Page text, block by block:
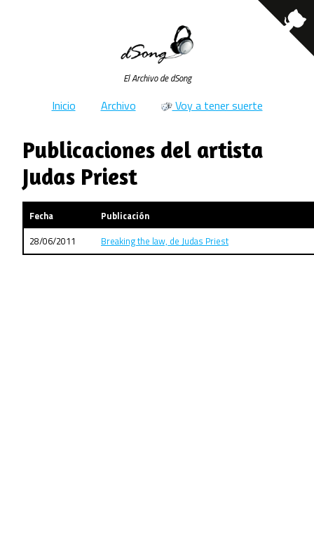
El Archivo de dSong
Inicio Archivo Voy a tener suerte
Publicaciones del artista
Judas Priest
Fecha
Publicación
28/06/2011
Breaking the law, de Judas Priest